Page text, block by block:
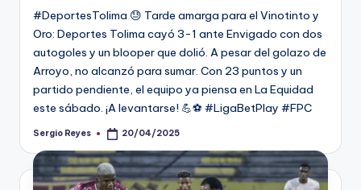
#DeportesTolima 😓 Tarde amarga para el Vinotinto y
Oro: Deportes Tolima cayó 3-1 ante Envigado con dos
autogoles y un blooper que dolió. A pesar del golazo de
Arroyo, no alcanzó para sumar. Con 23 puntos y un
partido pendiente, el equipo ya piensa en La Equidad
este sábado. ¡A levantarse! 💪⚽ #LigaBetPlay #FPC
Publicado
Sergio Reyes 20/04/2025